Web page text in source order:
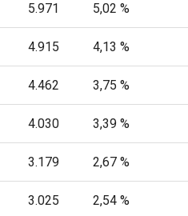
5.971 5,02 %
4.915 4,13 %
4.462 3,75 %
4.030 3,39 %
3.179 2,67 %
3.025 2,54 %